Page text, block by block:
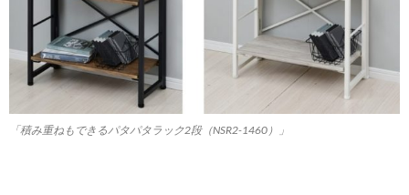
「積み重ねもできるパタパタラック2段（NSR2-1460）」